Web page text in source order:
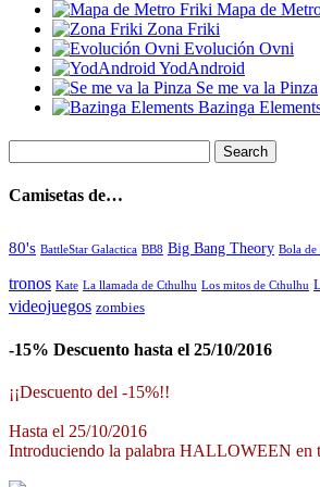
Mapa de
Zona Friki
Evolución Ovni
YodAndroid
Se me va la Pinza
Bazinga
Camisetas de…
80's BattleStar Galactica BB8 Big Bang Theory Bola de
tronos Kate La llamada de Cthulhu Los mitos de Cthulhu
videojuegos zombies
-15% Descuento hasta el 25/10/2016
¡¡Descuento del -15%!!
Hasta el 25/10/2016
Introduciendo la palabra HALLOWEEN en